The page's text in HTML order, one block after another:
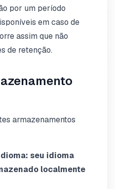
por um período
em caso de
assim que não
de retenção.
armazenamentos
seu idioma
localmente